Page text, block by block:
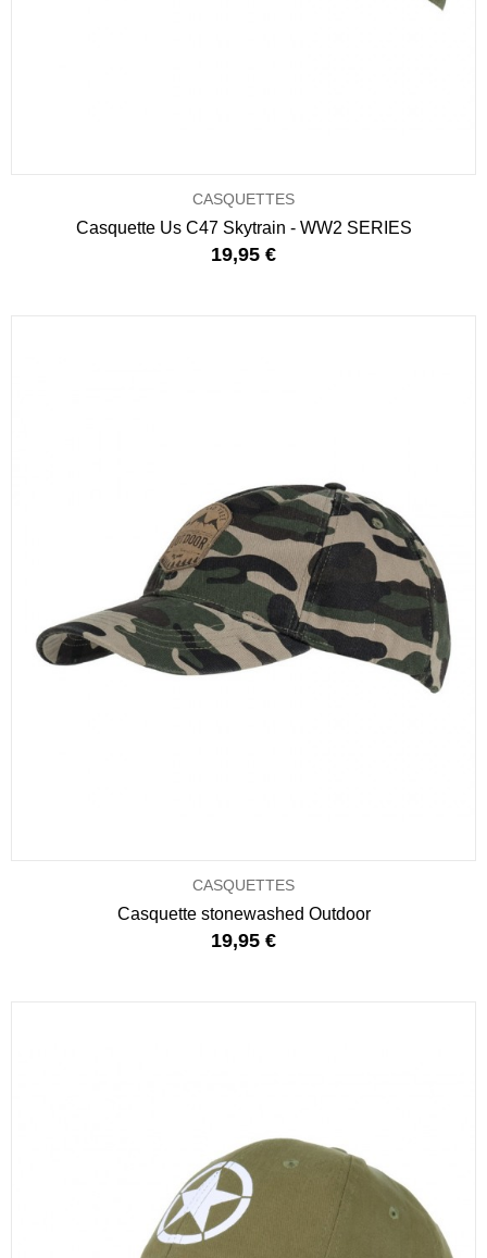
CASQUETTES
Casquette Us C47 Skytrain - WW2 SERIES
19,95 €
CASQUETTES
Casquette stonewashed Outdoor
19,95 €